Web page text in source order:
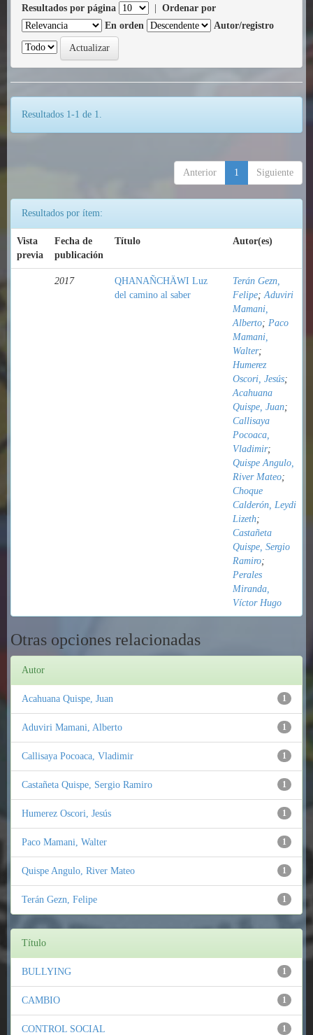
Resultados por página
Ordenar por
En orden
Autor/registro
Resultados 1-1 de 1.
Anterior 1 Siguiente
Resultados por ítem:
Vista
previa
Fecha de
publicación
Título Autor(es)
2017
QHANAÑCHÄWI Luz
del camino al saber
Terán Gezn,
Felipe;Aduviri
Mamani,
Alberto; Paco
Mamani,
Walter;
Humerez
Oscori, Jesús;
Acahuana
Quispe, Juan;
Callisaya
Pocoaca,
Vladimir;
Quispe Angulo,
River Mateo;
Choque
Calderón, Leydi
Lizeth;
Castañeta
Quispe, Sergio
Ramiro;
Perales
Miranda,
Víctor Hugo
Otras opciones relacionadas
Autor
1
Acahuana Quispe, Juan
1
Aduviri Mamani, Alberto
1
Callisaya Pocoaca, Vladimir
1
Castañeta Quispe, Sergio Ramiro
1
Humerez Oscori, Jesús
1
Paco Mamani, Walter
1
Quispe Angulo, River Mateo
1
Terán Gezn, Felipe
Título
1
BULLYING
1
CAMBIO
1
CONTROL SOCIAL